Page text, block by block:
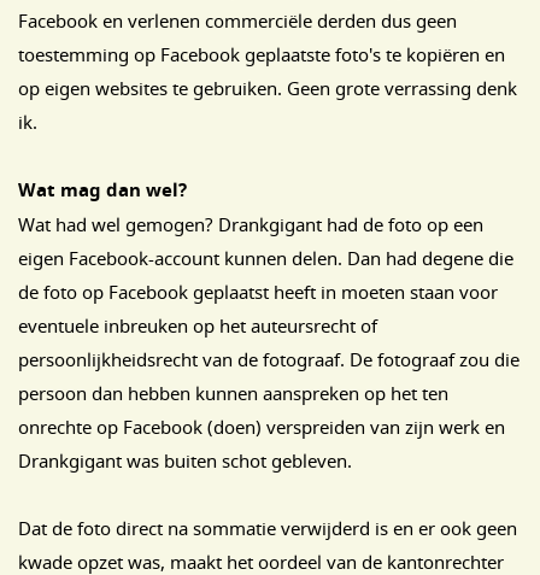
Facebook en verlenen commerciële derden dus geen
toestemming op Facebook geplaatste foto's te kopiëren en
op eigen websites te gebruiken. Geen grote verrassing denk
ik.
Wat mag dan wel?
Wat had wel gemogen? Drankgigant had de foto op een
eigen Facebook-account kunnen delen. Dan had degene die
de foto op Facebook geplaatst heeft in moeten staan voor
eventuele inbreuken op het auteursrecht of
persoonlijkheidsrecht van de fotograaf. De fotograaf zou die
persoon dan hebben kunnen aanspreken op het ten
onrechte op Facebook (doen) verspreiden van zijn werk en
Drankgigant was buiten schot gebleven.
Dat de foto direct na sommatie verwijderd is en er ook geen
kwade opzet was, maakt het oordeel van de kantonrechter